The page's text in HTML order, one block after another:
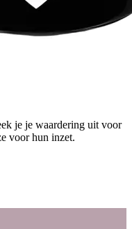
je je waardering uit voor
voor hun inzet.